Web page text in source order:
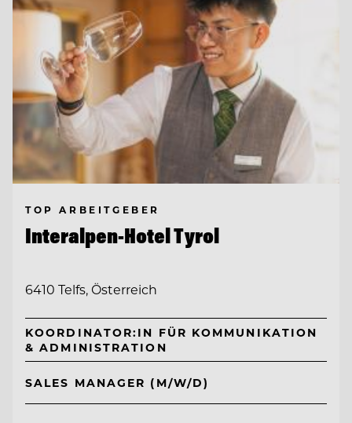
TOP ARBEITGEBER
Interalpen-Hotel Tyrol
6410 Telfs, Österreich
KOORDINATOR:IN FÜR KOMMUNIKATION
& ADMINISTRATION
SALES MANAGER (M/W/D)